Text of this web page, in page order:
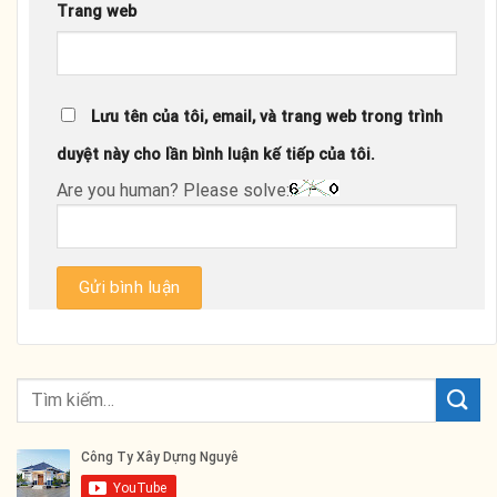
Trang web
Lưu tên của tôi, email, và trang web trong trình
duyệt này cho lần bình luận kế tiếp của tôi.
Are you human? Please solve: